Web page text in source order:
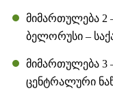
მიმართულება 2
ბელორუსი –
მიმართულება 3
ცენტრალური